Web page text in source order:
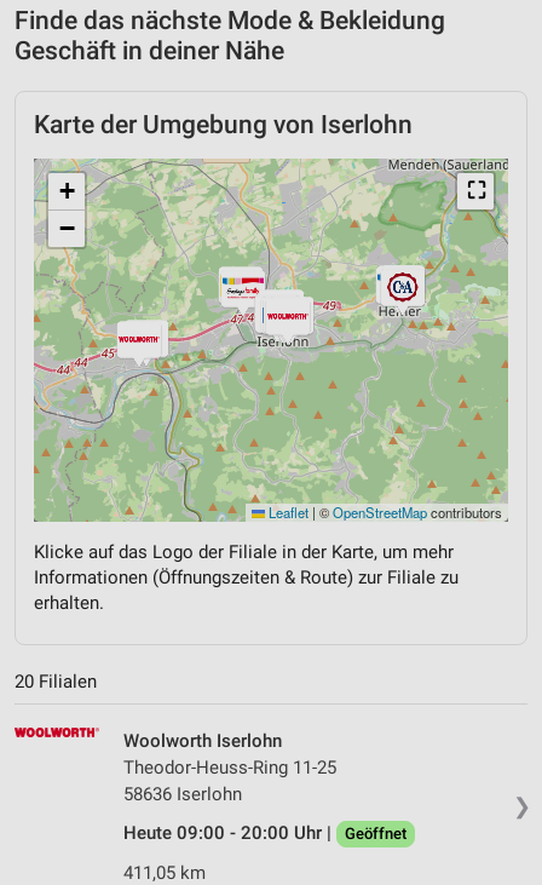
Finde das nächste Mode & Bekleidung
Geschäft in deiner Nähe
Karte der Umgebung von Iserlohn
⛶
+
−
Leaflet | ©OpenStreetMapcontributors
Klicke auf das Logo der Filiale in der Karte, um mehr
Informationen (Öffnungszeiten & Route) zur Filiale zu
erhalten.
20 Filialen
❯
Woolworth Iserlohn
Theodor-Heuss-Ring 11-25
58636 Iserlohn
Heute 09:00 - 20:00 Uhr |
Geöffnet
411,05 km